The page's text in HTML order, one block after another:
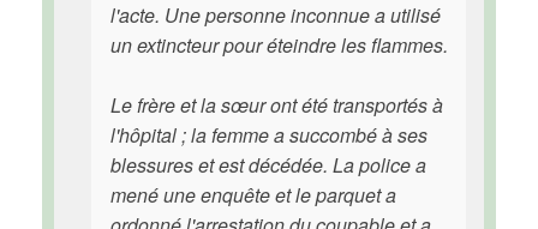
l'acte. Une personne inconnue a utilisé
un extincteur pour éteindre les flammes.
Le frère et la sœur ont été transportés à
l'hôpital ; la femme a succombé à ses
blessures et est décédée. La police a
mené une enquête et le parquet a